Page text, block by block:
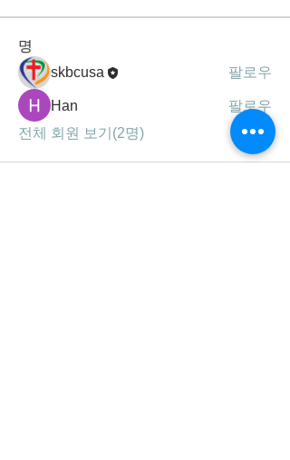
명
skbcusa
팔로우
Han
팔로우
전체 회원 보기(2명)